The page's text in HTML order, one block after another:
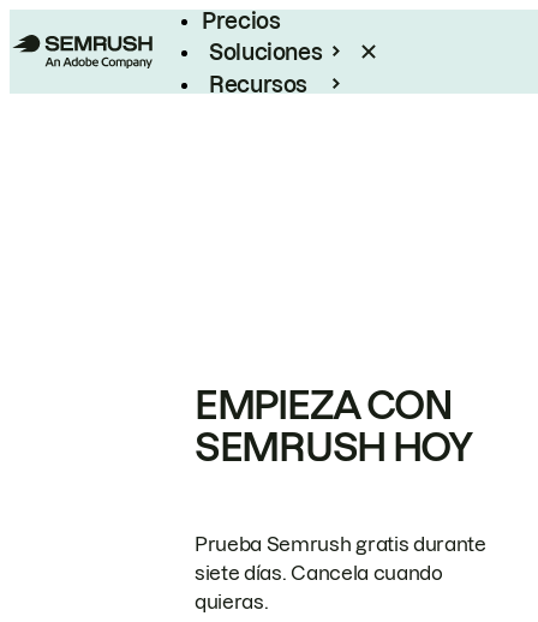
Precios
Soluciones
Recursos
EMPIEZA CON
SEMRUSH HOY
Prueba Semrush gratis durante
siete días. Cancela cuando
quieras.